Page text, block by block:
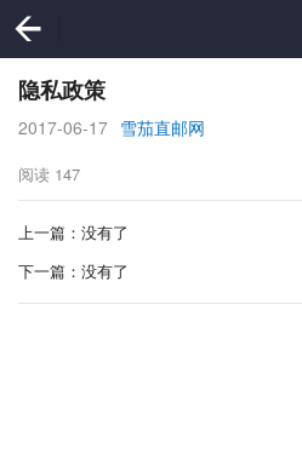
隐私政策
2017-06-17 雪茄直邮网
阅读 147
上一篇：没有了
下一篇：没有了